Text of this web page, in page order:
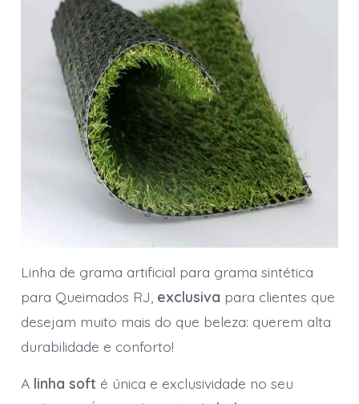
Linha de grama artificial para grama sintética
para Queimados RJ, exclusiva para clientes que
desejam muito mais do que beleza: querem alta
durabilidade e conforto!
A linha soft é única e exclusividade no seu